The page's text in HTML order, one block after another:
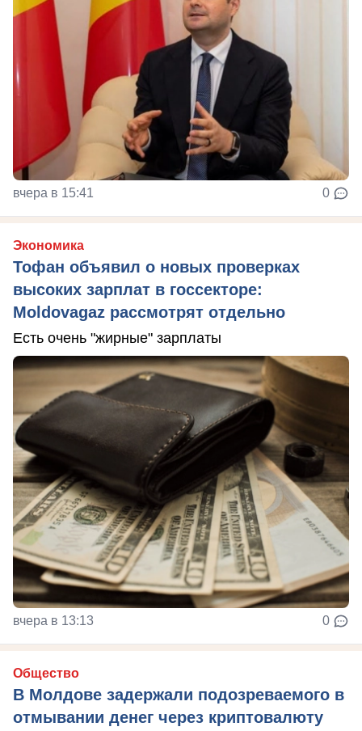
вчера в 15:41 0
Экономика
Тофан объявил о новых проверках
высоких зарплат в госсекторе:
Moldovagaz рассмотрят отдельно
Есть очень "жирные" зарплаты
вчера в 13:13 0
Общество
В Молдове задержали подозреваемого в
отмывании денег через криптовалюту